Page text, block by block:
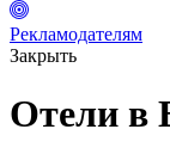
Рекламодателям
Закрыть
Отели в